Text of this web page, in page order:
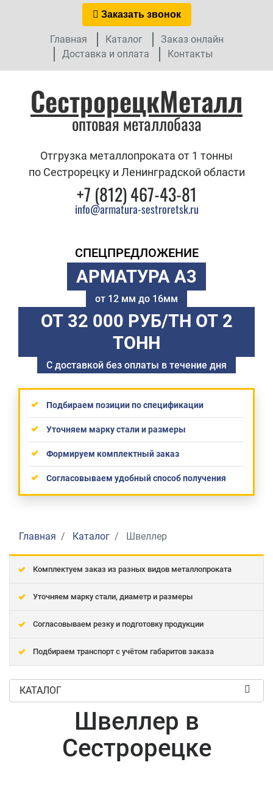
Заказать звонок
Главная Каталог
Заказ онлайн
Доставка и оплата
Контакты
СестрорецкМеталл
оптовая металлобаза
Отгрузка металлопроката от 1 тонны
по Сестрорецку и Ленинградской области
+7 (812) 467-43-81
info@armatura-sestroretsk.ru
СПЕЦПРЕДЛОЖЕНИЕ
АРМАТУРА А3
от 12 мм до 16мм
ОТ 32 000 РУБ/ТН ОТ 2
ТОНН
С доставкой без оплаты в течение дня
Подбираем позиции по спецификации
Уточняем марку стали и размеры
Формируем комплектный заказ
Согласовываем удобный способ получения
Главная Каталог Швеллер
Комплектуем заказ из разных видов металлопроката
Уточняем марку стали, диаметр и размеры
Согласовываем резку и подготовку продукции
Подбираем транспорт с учётом габаритов заказа
КАТАЛОГ
Швеллер в
Сестрорецке